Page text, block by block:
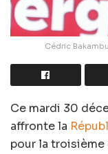
Cédric
Ce mardi 30
affronte la
pour la troisième